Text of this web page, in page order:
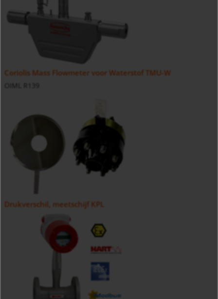
Coriolis Mass Flowmeter voor Waterstof TMU-W
OIML R139
Drukverschil, meetschijf KPL